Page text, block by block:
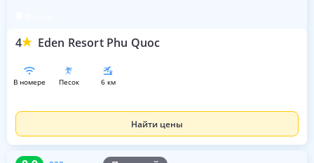
4 Eden Resort Phu Quoc
в номере песок 6 км
Найти цены
8.9 233 оценки